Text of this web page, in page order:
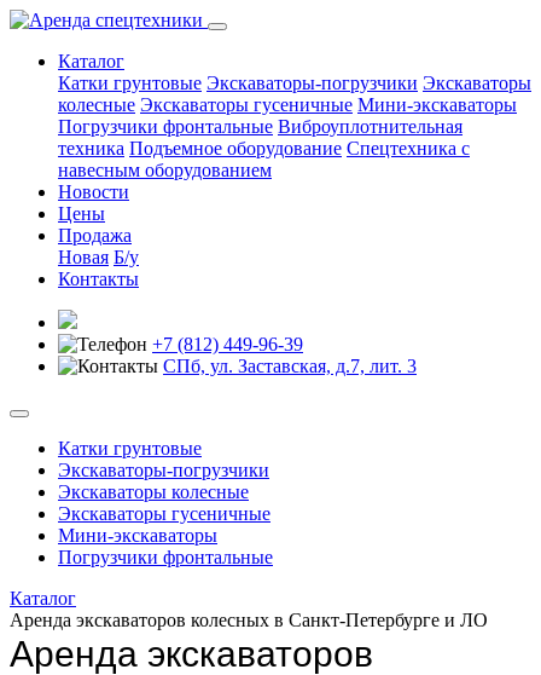
Каталог
Катки грунтовые Экскаваторы-погрузчики Экскаваторы
колесные Экскаваторы гусеничные Мини-экскаваторы
Погрузчики фронтальные Виброуплотнительная
техника Подъемное оборудование Спецтехника с
навесным оборудованием
Новости
Цены
Продажа
Новая Б/у
Контакты
+7 (812) 449-96-39
СПб, ул. Заставская, д.7, лит. 3
Катки грунтовые
Экскаваторы-погрузчики
Экскаваторы колесные
Экскаваторы гусеничные
Мини-экскаваторы
Погрузчики фронтальные
Каталог
Аренда экскаваторов колесных в Санкт-Петербурге и ЛО
Аренда экскаваторов